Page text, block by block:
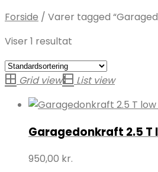
Forside / Varer tagged
Viser 1 resultat
Grid view List view
Garagedonkraft 2.5 T
950,00 kr.